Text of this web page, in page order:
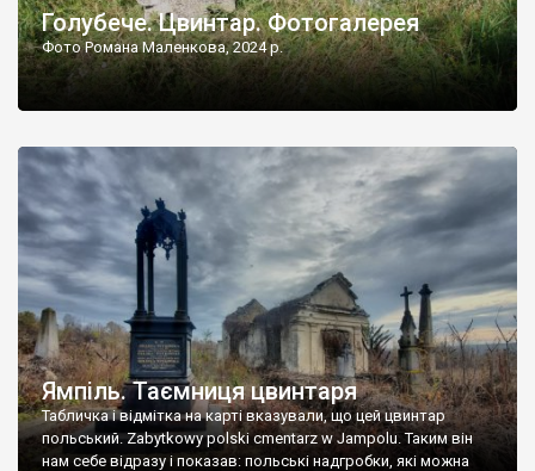
Голубече. Цвинтар. Фотогалерея
Фото Романа Маленкова, 2024 р.
Ямпіль. Таємниця цвинтаря
Табличка і відмітка на карті вказували, що цей цвинтар
польський. Zabytkowy polski cmentarz w Jampolu. Таким він
нам себе відразу і показав: польські надгробки, які можна